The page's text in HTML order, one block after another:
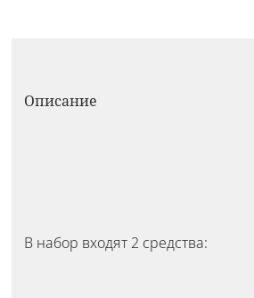
Описание
В набор входят 2 средства: